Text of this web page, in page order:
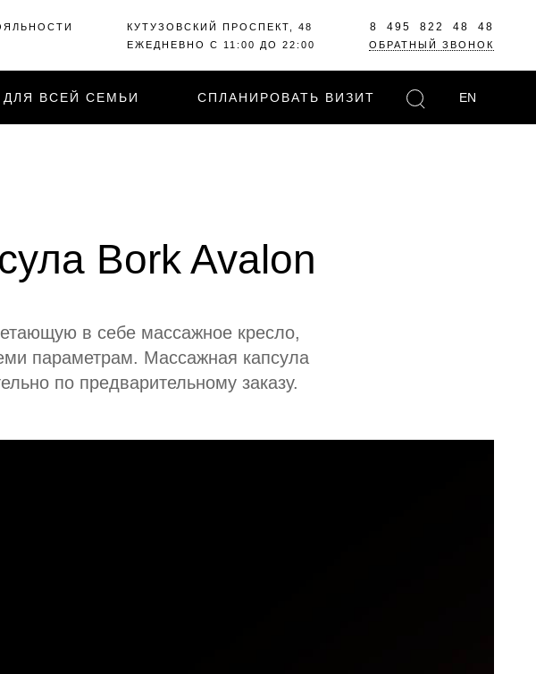
КУТУЗОВСКИЙ ПРОСПЕКТ, 48
ЕЖЕДНЕВНО С 11:00 ДО 22:00
8 495 822 48 48
ОБРАТНЫЙ ЗВОНОК
ДЛЯ ВСЕЙ СЕМЬИ СПЛАНИРОВАТЬ ВИЗИТ EN
Bork Avalon
в себе массажное кресло,
параметрам. Массажная капсула
по предварительному заказу.